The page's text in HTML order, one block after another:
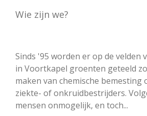
Wie zijn we?
Sinds '95 worden er op de velden
in Voortkapel groenten geteeld
maken van chemische bemesting
ziekte- of onkruidbestrijders.
mensen onmogelijk, en toch...